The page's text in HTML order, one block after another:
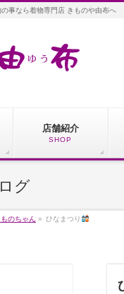
事なら着物専門店 きものや由布へ
店舗紹介
SHOP
グ
のちゃん » ひなまつり